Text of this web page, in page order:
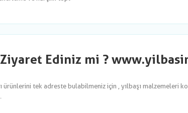
Ediniz mi ?
tek adreste bulabilmeniz için , yılbaşı malzemeleri